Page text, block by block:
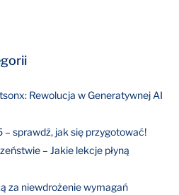
Rewolucja w Generatywnej AI
sprawdź, jak się przygotować!
– Jakie lekcje płyną
za niewdrożenie wymagań